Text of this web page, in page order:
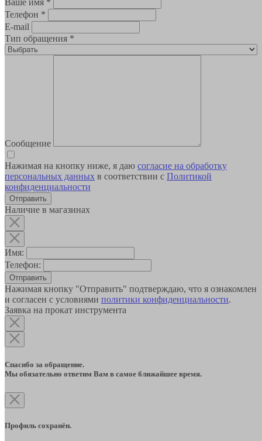
Ваше имя *
Телефон *
E-mail
Тип обращения *
Сообщение
Нажимая на кнопку ниже, я даю согласие на обработку
персональных данных в соответствии с Политикой
конфиденциальности
Наличие в магазинах
Имя:
Телефон:
Отправить
Нажимая кнопку "Отправить" подтверждаю, что я ознакомлен
и согласен с условиями политики конфиденциальности.
Заявка на прокат инструмента
Спасибо за обращение.
Мы обязательно ответим Вам в самое ближайшее время.
Профиль сохранён.